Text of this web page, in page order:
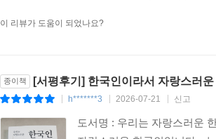
이 리뷰가 도움이 되었나요?
종이책 [서평후기] 한국인이라서 자랑스러운
h*******3 2026-07-21 신고
도서명 : 우리는 자랑스러운